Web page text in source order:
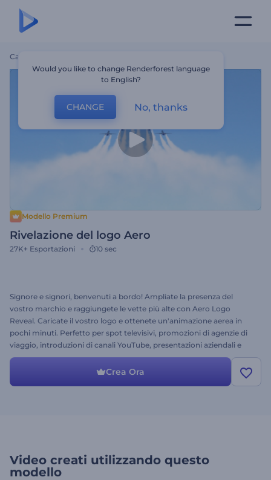
Casa
Modello Premium
Rivelazione del logo Aero
27K+ Esportazioni 10 sec
Signore e signori, benvenuti a bordo! Ampliate la presenza del
vostro marchio e raggiungete le vette più alte con Aero Logo
Reveal. Caricate il vostro logo e ottenete un'animazione aerea in
pochi minuti. Perfetto per spot televisivi, promozioni di agenzie di
viaggio, introduzioni di canali YouTube, presentazioni aziendali e
molto altro. Allacciate le cinture e provatelo subito gratuitamente!
Crea Ora
Video creati utilizzando questo
modello
Would you like to change Renderforest language
to English?
CHANGE No, thanks